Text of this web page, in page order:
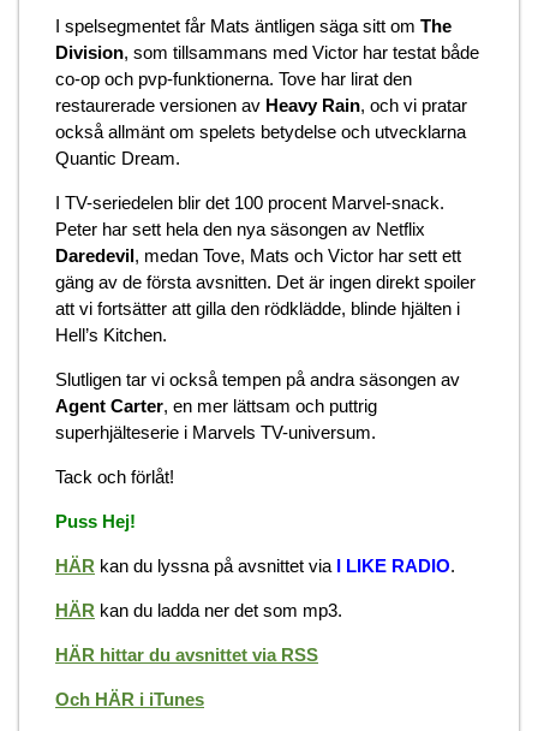
I spelsegmentet får Mats äntligen säga sitt om The
Division, som tillsammans med Victor har testat både
co-op och pvp-funktionerna. Tove har lirat den
restaurerade versionen av Heavy Rain, och vi pratar
också allmänt om spelets betydelse och utvecklarna
Quantic Dream.
I TV-seriedelen blir det 100 procent Marvel-snack.
Peter har sett hela den nya säsongen av Netflix
Daredevil, medan Tove, Mats och Victor har sett ett
gäng av de första avsnitten. Det är ingen direkt spoiler
att vi fortsätter att gilla den rödklädde, blinde hjälten i
Hell’s Kitchen.
Slutligen tar vi också tempen på andra säsongen av
Agent Carter, en mer lättsam och puttrig
superhjälteserie i Marvels TV-universum.
Tack och förlåt!
Puss Hej!
HÄR kan du lyssna på avsnittet via I LIKE RADIO.
HÄR kan du ladda ner det som mp3.
HÄR hittar du avsnittet via RSS
Och HÄR i iTunes